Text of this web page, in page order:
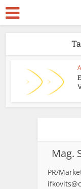
Mag.
PR/